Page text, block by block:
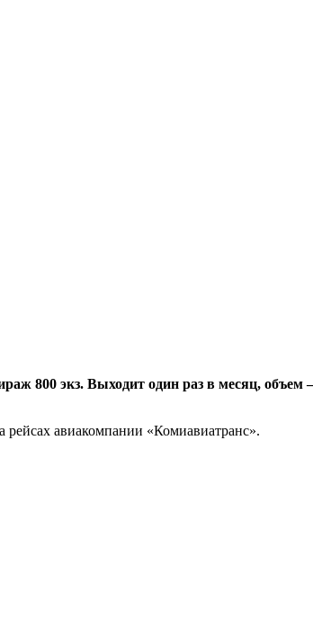
800 экз. Выходит один раз в месяц, объем
рейсах авиакомпании «Комиавиатранс».